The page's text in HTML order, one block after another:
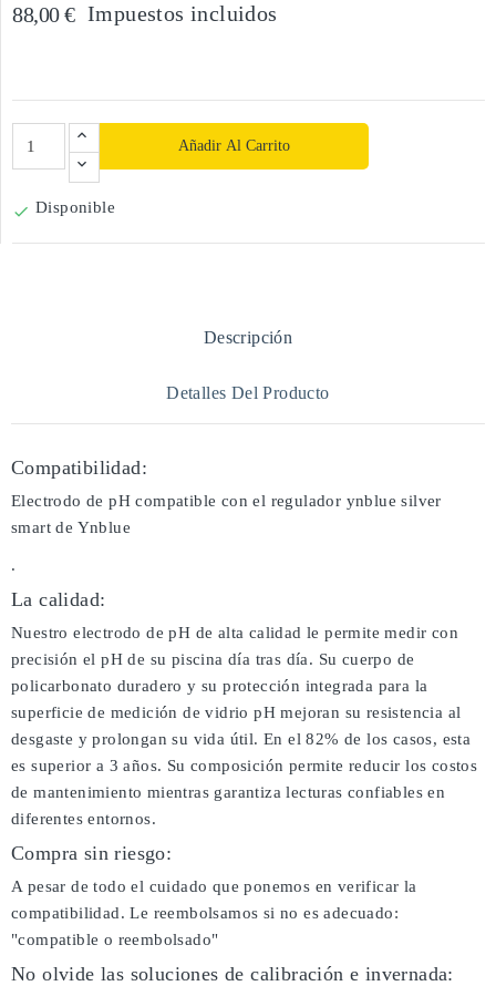
88,00 € Impuestos incluidos
Añadir Al Carrito
 Disponible
Descripción
Detalles Del Producto
Compatibilidad:
Electrodo de pH compatible con el regulador ynblue silver
smart de Ynblue
.
La calidad:
Nuestro electrodo de pH de alta calidad le permite medir con
precisión el pH de su piscina día tras día. Su cuerpo de
policarbonato duradero y su protección integrada para la
superficie de medición de vidrio pH mejoran su resistencia al
desgaste y prolongan su vida útil. En el 82% de los casos, esta
es superior a 3 años. Su composición permite reducir los costos
de mantenimiento mientras garantiza lecturas confiables en
diferentes entornos.
Compra sin riesgo:
A pesar de todo el cuidado que ponemos en verificar la
compatibilidad. Le reembolsamos si no es adecuado:
"compatible o reembolsado"
No olvide las soluciones de calibración e invernada: